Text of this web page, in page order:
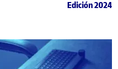
Edición 2024